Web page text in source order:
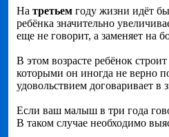
На третьем году жизни идёт
ребёнка значительно
еще не говорит, а заменяет на
В этом возрасте ребёнок
которыми он иногда не верно
удовольствием договаривает
Если ваш малыш в три года
В таком случае необходимо